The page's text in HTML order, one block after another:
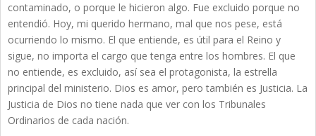
contaminado, o porque le hicieron algo. Fue excluido porque no
entendió. Hoy, mi querido hermano, mal que nos pese, está
ocurriendo lo mismo. El que entiende, es útil para el Reino y
sigue, no importa el cargo que tenga entre los hombres. El que
no entiende, es excluido, así sea el protagonista, la estrella
principal del ministerio. Dios es amor, pero también es Justicia. La
Justicia de Dios no tiene nada que ver con los Tribunales
Ordinarios de cada nación.